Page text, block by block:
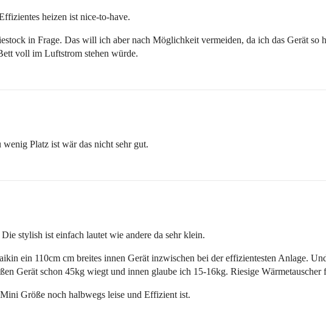
heizen ist nice-to-have.
in Frage. Das will ich aber nach Möglichkeit vermeiden, da ich das Gerät so
voll im Luftstrom stehen würde.
Platz ist wär das nicht sehr gut.
stylish ist einfach lautet wie andere da sehr klein.
ein 110cm cm breites innen Gerät inzwischen bei der effizientesten Anlage.
Gerät schon 45kg wiegt und innen glaube ich 15-16kg. Riesige Wärmetauscher
Größe noch halbwegs leise und Effizient ist.